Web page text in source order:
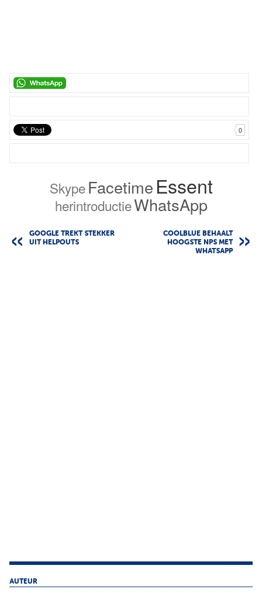
0
Skype FacetimeEssent
herintroductieWhatsApp
GOOGLE TREKT STEKKER
UIT HELPOUTS
COOLBLUE BEHAALT
HOOGSTE NPS MET
WHATSAPP
AUTEUR